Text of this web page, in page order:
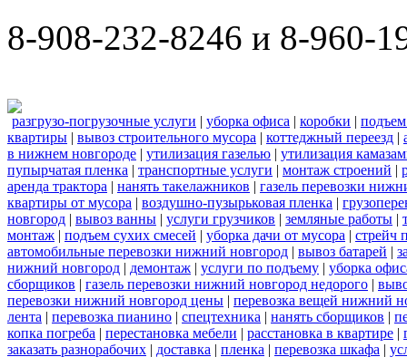
8-908-232-8246 и 8-960-
разгрузо-погрузочные услуги | уборка офиса | коробки |
квартиры | вывоз строительного мусора | коттеджный переезд |
в нижнем новгороде | утилизация газелью | утилизация
пупырчатая пленка | транспортные услуги | монтаж строений |
аренда трактора | нанять такелажников | газель перевозки
квартиры от мусора | воздушно-пузырьковая пленка |
новгород | вывоз ванны | услуги грузчиков | земляные работы |
монтаж | подъем сухих смесей | уборка дачи от мусора | стрейч
автомобильные перевозки нижний новгород | вывоз батарей |
нижний новгород | демонтаж | услуги по подъему | уборка
сборщиков | газель перевозки нижний новгород недорого |
перевозки нижний новгород цены | перевозка вещей нижний
лента | перевозка пианино | спецтехника | нанять сборщиков |
копка погреба | перестановка мебели | расстановка в квартире |
заказать разнорабочих | доставка | пленка | перевозка шкафа |